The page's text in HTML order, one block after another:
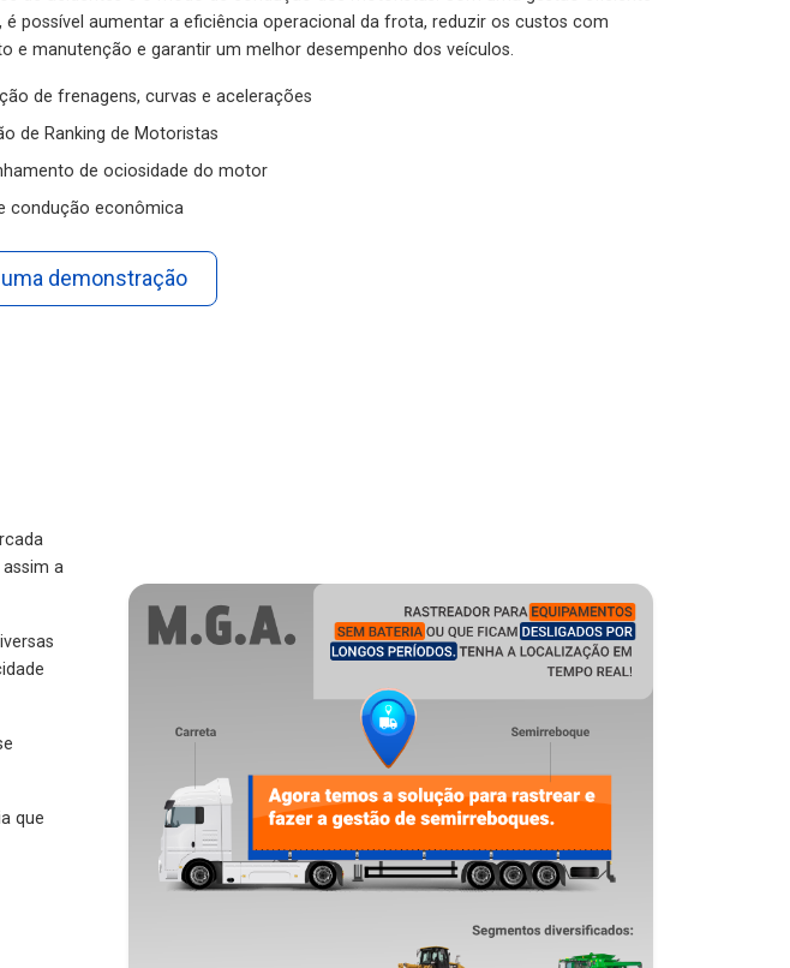
é possível aumentar a eficiência operacional da frota, reduzir os custos com
e manutenção e garantir um melhor desempenho dos veículos.
de frenagens, curvas e acelerações
de Ranking de Motoristas
de ociosidade do motor
condução econômica
demonstração
a
que